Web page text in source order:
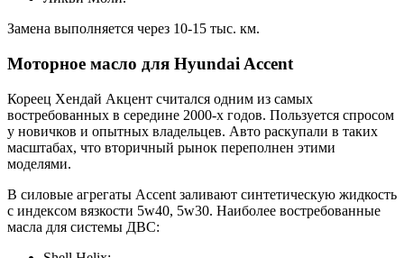
Замена выполняется через 10-15 тыс. км.
Моторное масло для Hyundai Accent
Кореец Хендай Акцент считался одним из самых
востребованных в середине 2000-х годов. Пользуется спросом
у новичков и опытных владельцев. Авто раскупали в таких
масштабах, что вторичный рынок переполнен этими
моделями.
В силовые агрегаты Accent заливают синтетическую жидкость
с индексом вязкости 5w40, 5w30. Наиболее востребованные
масла для системы ДВС: